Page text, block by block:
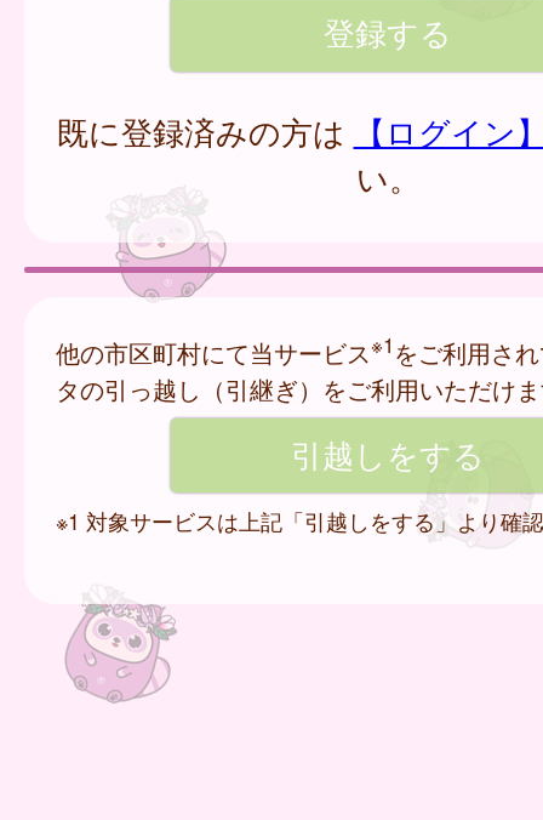
既に登録済みの方は
【ログイン
い。
他の市区町村にて当サービス※1 をご利用さ
タの引っ越し（引継ぎ）をご利用いただけ
※1 対象サービスは上記「引越しをする」より確